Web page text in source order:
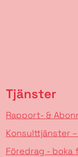
Tjänster
Rapport- &
Konsulttjänster
Föredrag - boka